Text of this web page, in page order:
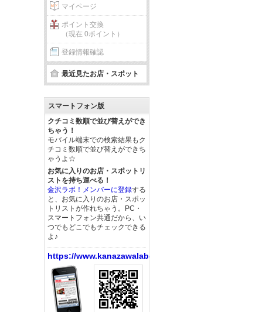
マイページ
ポイント交換
（現在 0ポイント）
登録情報確認
最近見たお店・スポット
スマートフォン版
クチコミ数順で並び替えができ
ちゃう！
モバイル端末での検索結果もク
チコミ数順で並び替えができち
ゃうよ☆
お気に入りのお店・スポットリ
ストを持ち運べる！
金沢ラボ！メンバーに登録する
と、お気に入りのお店・スポッ
トリストが作れちゃう。PC・
スマートフォン共通だから、い
つでもどこでもチェックできる
よ♪
https://www.kanazawalabo.net/